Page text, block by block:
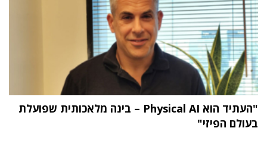
"העתיד הוא Physical AI – בינה מלאכותית שפועלת
בעולם הפיזי"